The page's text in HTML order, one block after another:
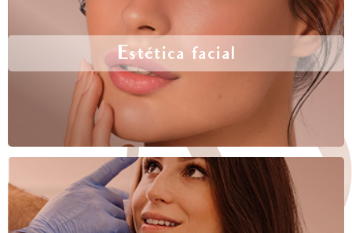
Estética facial